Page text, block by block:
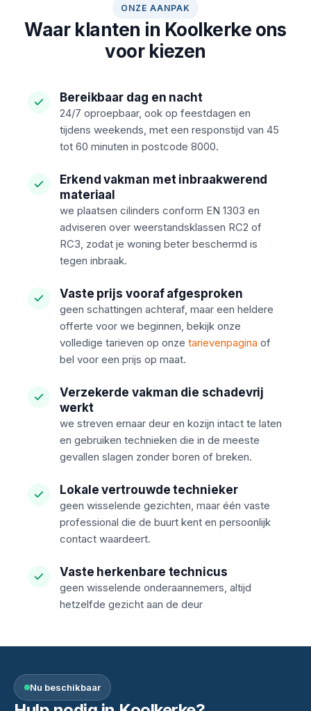
ONZE AANPAK
Waar klanten in Koolkerke ons
voor kiezen
Bereikbaar dag en nacht
24/7 oproepbaar, ook op feestdagen en
tijdens weekends, met een responstijd van 45
tot 60 minuten in postcode 8000.
Erkend vakman met inbraakwerend
materiaal
we plaatsen cilinders conform EN 1303 en
adviseren over weerstandsklassen RC2 of
RC3, zodat je woning beter beschermd is
tegen inbraak.
Vaste prijs vooraf afgesproken
geen schattingen achteraf, maar een heldere
offerte voor we beginnen, bekijk onze
volledige tarieven op onze tarievenpagina of
bel voor een prijs op maat.
Verzekerde vakman die schadevrij
werkt
we streven ernaar deur en kozijn intact te laten
en gebruiken technieken die in de meeste
gevallen slagen zonder boren of breken.
Lokale vertrouwde technieker
geen wisselende gezichten, maar één vaste
professional die de buurt kent en persoonlijk
contact waardeert.
Vaste herkenbare technicus
geen wisselende onderaannemers, altijd
hetzelfde gezicht aan de deur
Nu beschikbaar